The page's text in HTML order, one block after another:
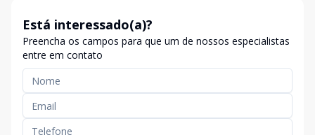
Está interessado(a)?
Preencha os campos para que um de nossos especialistas
entre em contato